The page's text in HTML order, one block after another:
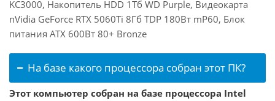
KC3000, Накопитель HDD 1Тб WD Purple, Видеокарта
nVidia GeForce RTX 5060Ti 8Гб TDP 180Вт mP60, Блок
питания ATX 600Вт 80+ Bronze
На базе какого процессора собран этот ПК?
Этот компьютер собран на базе процессора Intel